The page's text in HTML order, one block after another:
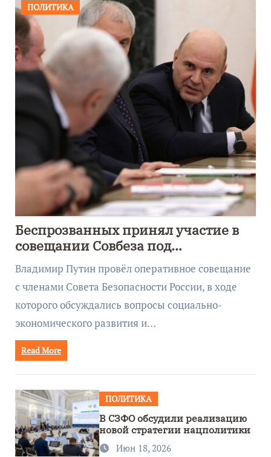
ПОЛИТИКА
Беспрозванных принял участие в
совещании Совбеза под
руководством Путина
Владимир Путин провёл оперативное совещание
с членами Совета Безопасности России, в ходе
которого обсуждались вопросы социально-
экономического развития и…
Read More
ПОЛИТИКА
В СЗФО обсудили реализацию
новой стратегии нацполитики
Июн 18, 2026